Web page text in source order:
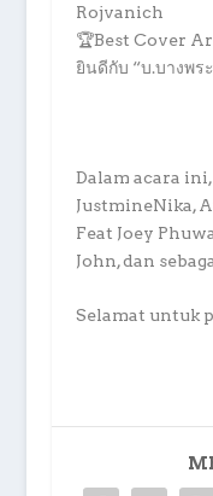
Rojvanich
🏆Best Cover
ยินดีกับ “บ.บางพร
Dalam acara
JustmineNika,
Feat Joey
John, dan
Selamat untuk